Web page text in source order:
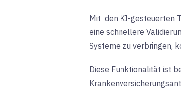
Mit den KI-gesteuerten
eine schnellere
Systeme zu verbringen,
Diese Funktionalität ist